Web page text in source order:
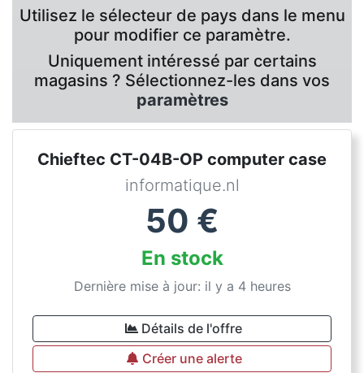
Utilisez le sélecteur de pays dans le menu
pour modifier ce paramètre.
Uniquement intéressé par certains
magasins ? Sélectionnez-les dans vos
paramètres
Chieftec CT-04B-OP computer case
informatique.nl
50 €
En stock
Dernière mise à jour: il y a 4 heures
Détails de l'offre
Créer une alerte